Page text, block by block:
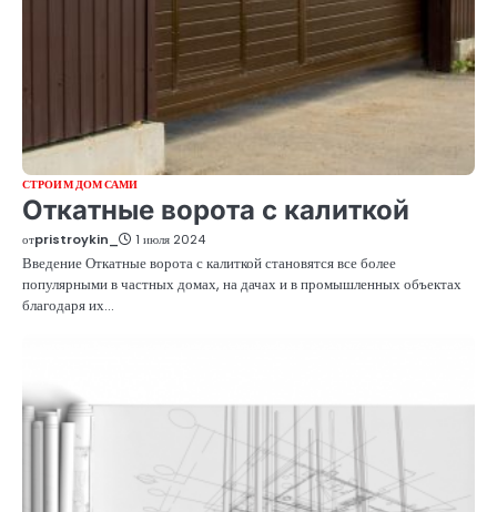
СТРОИМ ДОМ САМИ
Откатные ворота с калиткой
отpristroykin_ 1 июля 2024
Введение Откатные ворота с калиткой становятся все более
популярными в частных домах, на дачах и в промышленных объектах
благодаря их…